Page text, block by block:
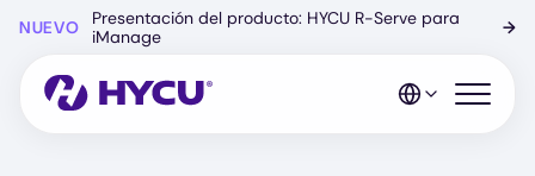
principal
NUEVO
Presentación del producto: HYCU R-Serve para
iManage
→
Abrir el